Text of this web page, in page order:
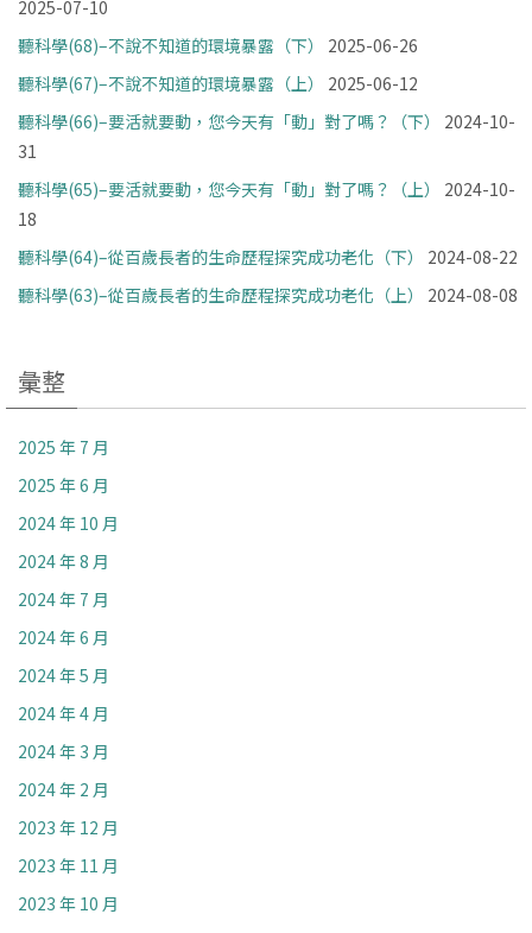
2025-07-10
聽科學(68)–不說不知道的環境暴露（下）
2025-06-26
聽科學(67)–不說不知道的環境暴露（上）
2025-06-12
聽科學(66)–要活就要動，您今天有「動」對了嗎？（下）
2024-10-
31
聽科學(65)–要活就要動，您今天有「動」對了嗎？（上）
2024-10-
18
聽科學(64)–從百歲長者的生命歷程探究成功老化（下）
2024-08-22
聽科學(63)–從百歲長者的生命歷程探究成功老化（上）
2024-08-08
彙整
2025 年 7 月
2025 年 6 月
2024 年 10 月
2024 年 8 月
2024 年 7 月
2024 年 6 月
2024 年 5 月
2024 年 4 月
2024 年 3 月
2024 年 2 月
2023 年 12 月
2023 年 11 月
2023 年 10 月